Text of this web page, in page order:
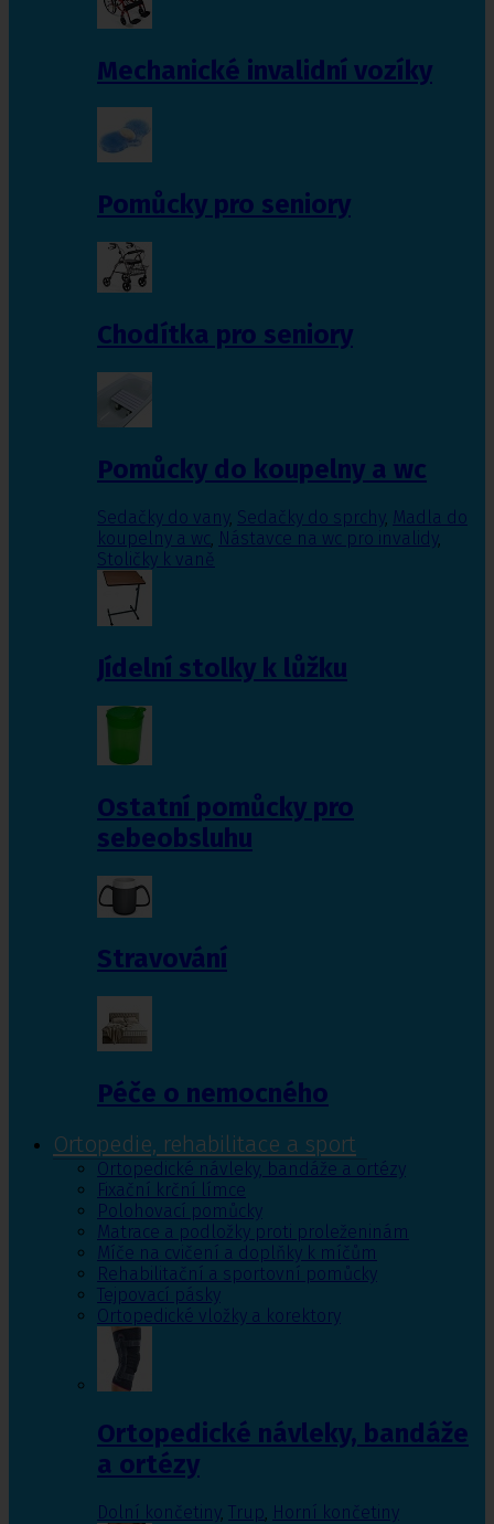
Mechanické invalidní vozíky
Pomůcky pro seniory
Chodítka pro seniory
Pomůcky do koupelny a wc
Sedačky do vany, Sedačky do sprchy, Madla do
koupelny a wc, Nástavce na wc pro invalidy,
Stoličky k vaně
Jídelní stolky k lůžku
Ostatní pomůcky pro
sebeobsluhu
Stravování
Péče o nemocného
Ortopedie, rehabilitace a sport
Ortopedické návleky, bandáže a ortézy
Fixační krční límce
Polohovací pomůcky
Matrace a podložky proti proleženinám
Míče na cvičení a doplňky k míčům
Rehabilitační a sportovní pomůcky
Tejpovací pásky
Ortopedické vložky a korektory
Ortopedické návleky, bandáže
a ortézy
Dolní končetiny, Trup, Horní končetiny